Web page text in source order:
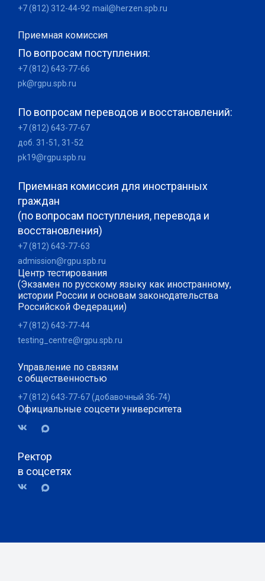
+7 (812) 312-44-92 mail@herzen.spb.ru
Приемная комиссия
По вопросам поступления:
+7 (812) 643-77-66
pk@rgpu.spb.ru
По вопросам переводов и восстановлений:
+7 (812) 643-77-67
доб. 31-51, 31-52
pk19@rgpu.spb.ru
Приемная комиссия для иностранных
граждан
(по вопросам поступления, перевода и
восстановления)
+7 (812) 643-77-63
admission@rgpu.spb.ru
Центр тестирования
(Экзамен по русскому языку как иностранному,
истории России и основам законодательства
Российской Федерации)
+7 (812) 643-77-44
testing_centre@rgpu.spb.ru
Управление по связям
с общественностью
+7 (812) 643-77-67 (добавочный 36-74)
Официальные соцсети университета
Ректор
в соцсетях